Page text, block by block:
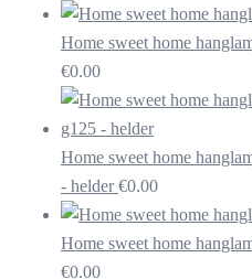
Home sweet home
€0.00
Home sweet home
- helder €0.00
Home sweet home
€0.00